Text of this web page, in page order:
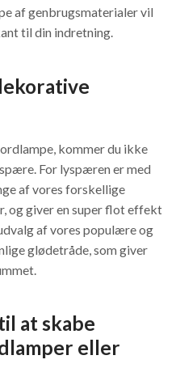
af genbrugsmaterialer vil
til din indretning.
kommer du ikke
For lyspæren er med
af vores forskellige
og giver en super flot effekt
af vores populære og
glødetråde, som giver
at skabe
eller